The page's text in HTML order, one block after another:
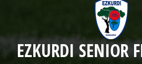
EZKURDI SENIOR